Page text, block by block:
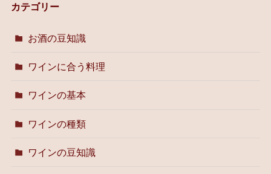
カテゴリー
お酒の豆知識
ワインに合う料理
ワインの基本
ワインの種類
ワインの豆知識